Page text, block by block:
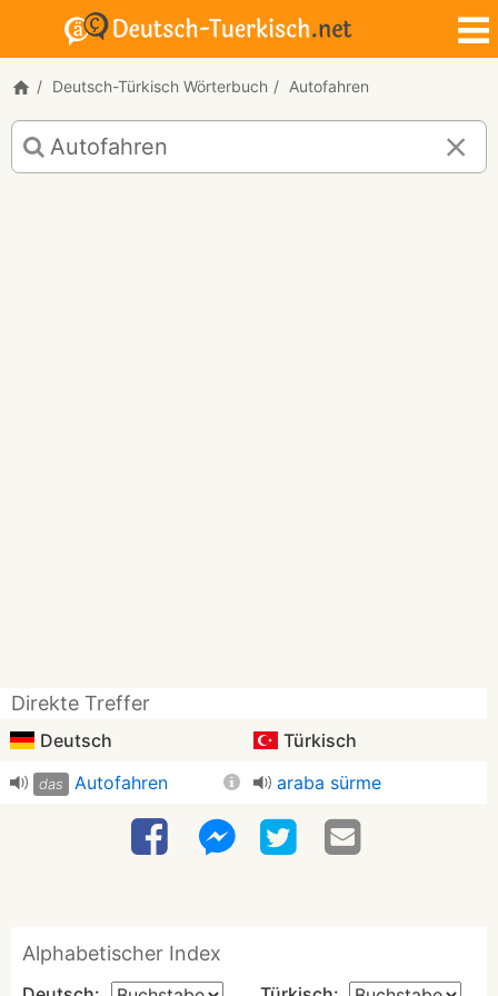
Deutsch-Türkisch Wörterbuch Autofahren
Deutsch-
Türkisch
Übersetzung
Direkte Treffer
Deutsch Türkisch
das Autofahren araba sürme
Alphabetischer Index